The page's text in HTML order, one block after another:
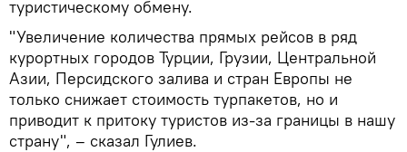
туристическому обмену.
"Увеличение количества прямых рейсов в ряд
курортных городов Турции, Грузии, Центральной
Азии, Персидского залива и стран Европы не
только снижает стоимость турпакетов, но и
приводит к притоку туристов из-за границы в нашу
страну", – сказал Гулиев.